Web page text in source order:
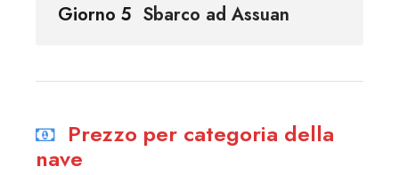
Giorno 5 Sbarco ad Assuan
Prezzo per categoria della
nave